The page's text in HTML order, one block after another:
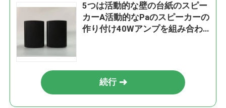
5つは活動的な壁の台紙のスピー
カーA活動的なPaのスピーカーの
作り付け40Wアンプを組み合わ
続行